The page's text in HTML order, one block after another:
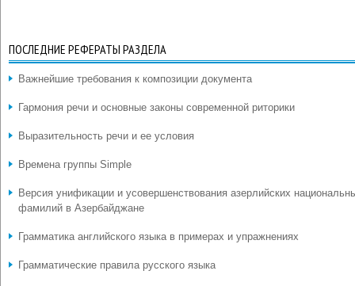
ПОСЛЕДНИЕ РЕФЕРАТЫ РАЗДЕЛА
Важнейшие требования к композиции документа
Гармония речи и основные законы современной риторики
Выразительность речи и ее условия
Времена группы Simple
Версия унификации и усовершенствования азерлийских
фамилий в Азербайджане
Грамматика английского языка в примерах и упражнениях
Грамматические правила русского языка